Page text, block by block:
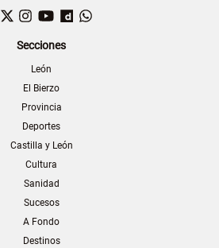
Facebook
TwitterInstagram
YouTubeDailymotion
Secciones
León
El Bierzo
Provincia
Deportes
Castilla y León
Cultura
Sanidad
Sucesos
A Fondo
Destinos